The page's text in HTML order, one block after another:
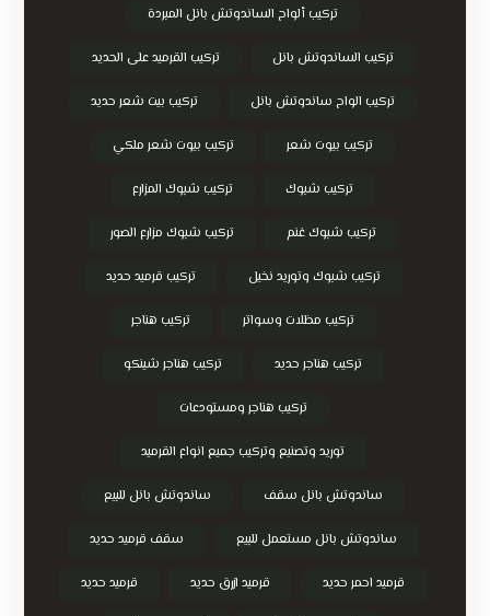
تركيب ألواح الساندوتش بانل المبردة
تركيب الساندوتش بانل تركيب القرميد على الحديد
تركيب الواح ساندوتش بانل تركيب بيت شعر حديد
تركيب بيوت شعر تركيب بيوت شعر ملكي
تركيب شبوك تركيب شبوك المزارع
تركيب شبوك غنم تركيب شبوك مزارع الصور
تركيب شبوك وتوريد نخيل تركيب قرميد حديد
تركيب مظلات وسواتر تركيب هناجر
تركيب هناجر حديد تركيب هناجر شينكو
تركيب هناجر ومستودعات
توريد وتصنيع وتركيب جميع انواع القرميد
ساندوتش بانل سقف ساندوتش بانل للبيع
ساندوتش بانل مستعمل للبيع سقف قرميد حديد
قرميد احمر حديد قرميد ازرق حديد قرميد حديد